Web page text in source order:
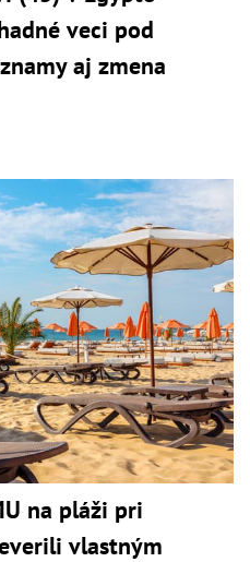
veci pod
aj zmena
na pláži pri
vlastným